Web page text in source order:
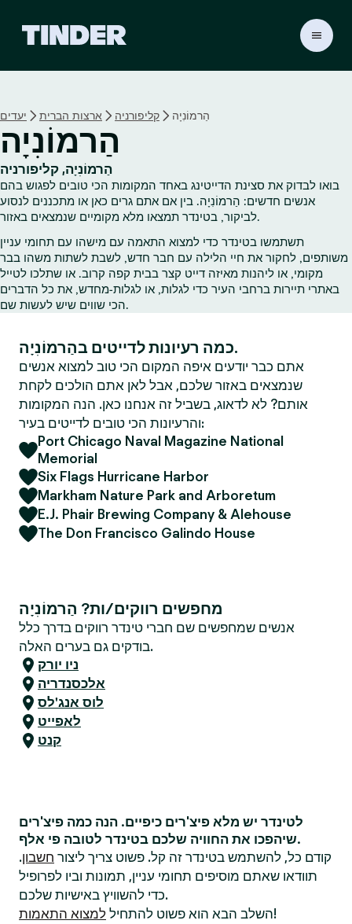
ת
י
נ
ד
יעדים ארצות הברית קליפורניה הַרמוֹנִיָה
הַרמוֹנִיָה
הַרמוֹנִיָה, קליפורניה
בואו לבדוק את סצינת הדייטינג באחד המקומות הכי טובים לפגוש בהם
אנשים חדשים: הַרמוֹנִיָה. בין אם אתם גרים כאן או מתכננים לנסוע
לביקור, בטינדר תמצאו מלא מקומיים שנמצאים באזור.
תשתמשו בטינדר כדי למצוא התאמה עם מישהו עם תחומי עניין
משותפים, לחקור את חיי הלילה עם חבר חדש, לשבת לשתות משהו בבר
מקומי, או ליהנות מאיזה דייט קצר בבית קפה קרוב. או שתלכו לטייל
באתרי תיירות ברחבי העיר כדי לגלות, או לגלות‑מחדש, את כל הדברים
הכי שווים שיש לעשות שם.
כמה רעיונות לדייטים בהַרמוֹנִיָה.
אתם כבר יודעים איפה המקום הכי טוב למצוא אנשים
שנמצאים באזור שלכם, אבל לאן אתם הולכים לקחת
אותם? לא לדאוג, בשביל זה אנחנו כאן. הנה המקומות
והרעיונות הכי טובים לדייטים בעיר:
Port Chicago Naval Magazine National
Memorial
Six Flags Hurricane Harbor
Markham Nature Park and Arboretum
E.J. Phair Brewing Company & Alehouse
The Don Francisco Galindo House
מחפשים רווקים/ות? הַרמוֹנִיָה
אנשים שמחפשים שם חברי טינדר רווקים בדרך כלל
בודקים גם בערים האלה.
ניו יורק
אלכסנדריה
לוס אנג'לס
לאפייט
קנט
לטינדר יש מלא פיצ'רים כיפיים. הנה כמה פיצ'רים
שיהפכו את החוויה שלכם בטינדר לטובה פי אלף.
קודם כל, להשתמש בטינדר זה קל. פשוט צריך ליצור חשבון.
תוודאו שאתם מוסיפים תחומי עניין, תמונות וביו לפרופיל
כדי להשוויץ באישיות שלכם.
השלב הבא הוא פשוט להתחיל למצוא התאמות
!